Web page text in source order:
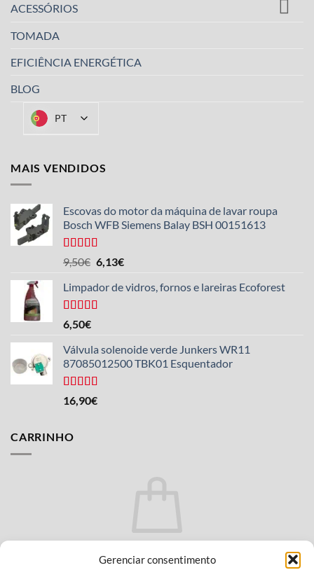
Gerenciar consentimento
ACESSÓRIOS
TOMADA
EFICIÊNCIA ENERGÉTICA
BLOG
PT
MAIS VENDIDOS
Escovas do motor da máquina de lavar roupa
Bosch WFB Siemens Balay BSH 00151613
Avaliado
com 5,00
5
9,50€ O
original
era
€.
6,13€O
atual
€.
Limpador de vidros, fornos e lareiras Ecoforest
Avaliado
com 4,33
de 5
estrelas.
6,50€
Válvula solenoide verde Junkers WR11
87085012500 TBK01 Esquentador
Avaliado
com 4,25
estrelas.
16,90€
CARRINHO
VOLTAR À LOJA